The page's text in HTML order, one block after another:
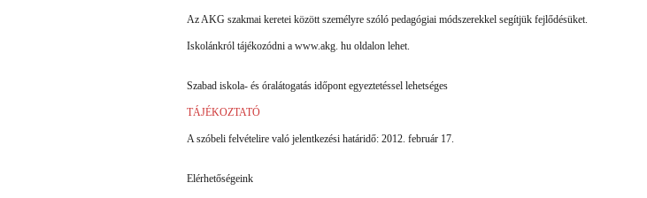
Az AKG szakmai keretei között személyre szóló pedagógiai módszerekkel segítjük fejlődésüket.
Iskolánkról tájékozódni a www.akg. hu oldalon lehet.
Szabad iskola- és óralátogatás időpont egyeztetéssel lehetséges
TÁJÉKOZTATÓ
A szóbeli felvételire való jelentkezési határidő: 2012. február 17.
Elérhetőségeink